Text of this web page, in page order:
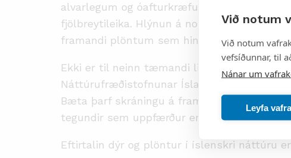
Við notum
Við notum
vefsíðunnar, til
Nánar um
Leyfa
alvarlegum og óafturkræfum skaða á lífríki
fjölbreytileika. Hlýnun á norðlægum slóðum
framandi plöntum sem hingað hafa verið
Ekki er til neinn tæmandi listi yfir framandi
Náttúrufræðistofnunar Íslands má finna
Bæta þarf skráningu á framandi lífverum á
tegundir sem uppfærður er reglulega.
Eftirtalin dýr og plöntur í íslenskri náttúru